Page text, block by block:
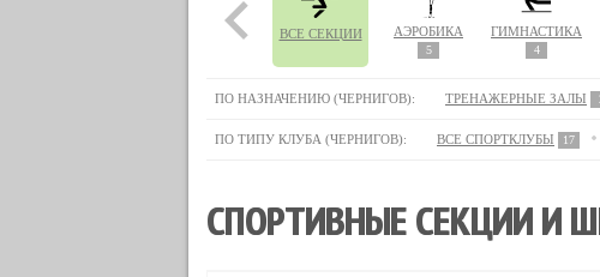
ВСЕ СЕКЦИИ АЭРОБИКА
5
ГИМНАСТИКА
4
ПО НАЗНАЧЕНИЮ (ЧЕРНИГОВ): ТРЕНАЖЕРНЫЕ ЗАЛЫ
ПО ТИПУ КЛУБА (ЧЕРНИГОВ): ВСЕ СПОРТКЛУБЫ 17
СПОРТИВНЫЕ СЕКЦИИ И